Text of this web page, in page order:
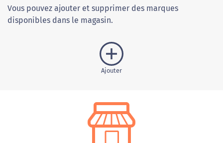
Vous pouvez ajouter et supprimer des marques
disponibles dans le magasin.
Ajouter